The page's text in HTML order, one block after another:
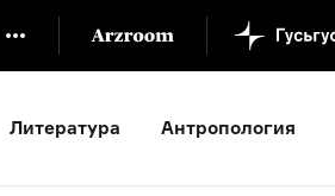
от «гой еси» до «лол кек»
Что
Литература Антропология